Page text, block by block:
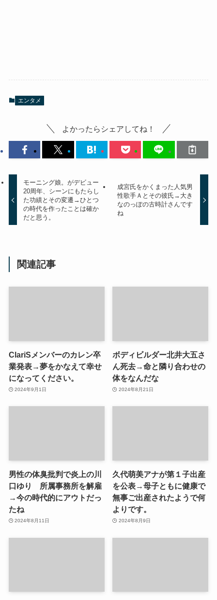
エンタメ
よかったらシェアしてね！
モーニング娘。がデビュー
20周年、シーンにもたらし
た功績とその変遷→ひとつ
の時代を作ったことは確か
だと思う。
成宮氏をかくまった人気男
性歌手Ａとその彼氏→大き
なのっぽの古時計さんです
ね
関連記事
ClariSメンバーのカレン卒
業発表→夢をかなえて幸せ
になってください。
2024年9月1日
ボディビルダー北井大五さ
ん死去→命と隣り合わせの
体をなんだな
2024年8月21日
男性の体臭批判で炎上の川
口ゆり 所属事務所を解雇
→今の時代的にアウトだっ
たね
2024年8月11日
久代萌美アナが第１子出産
を公表→母子ともに健康で
無事ご出産されたようで何
よりです。
2024年8月9日